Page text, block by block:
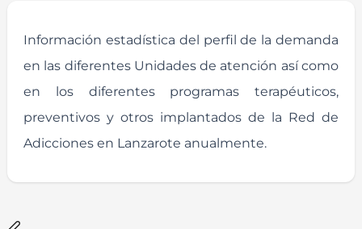
Información estadística del perfil de la demanda
en las diferentes Unidades de atención así como
en los diferentes programas terapéuticos,
preventivos y otros implantados de la Red de
Adicciones en Lanzarote anualmente.